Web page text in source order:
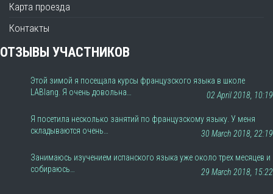
Карта проезда
Контакты
ОТЗЫВЫ УЧАСТНИКОВ
Этой зимой я посещала курсы французского языка в школе
LABlang. Я очень довольна…
02 April 2018, 10:19
Я посетила несколько занятий по французскому языку. У меня
складываются очень…
30 March 2018, 22:19
Занимаюсь изучением испанского языка уже около трех месяцев и
собираюсь…
29 March 2018, 15:22